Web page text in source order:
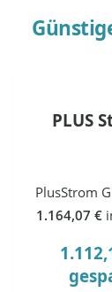
PLUS
PlusStrom
1.164,07 €